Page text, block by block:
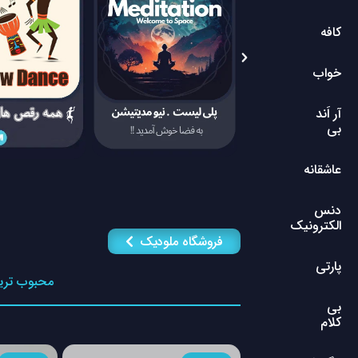
کافه
خواب
آر اَند
بی
عاشقانه
دنس
الکترونیک
پارتی
بی
کلام
فروشگاه ملودیک
محبوب